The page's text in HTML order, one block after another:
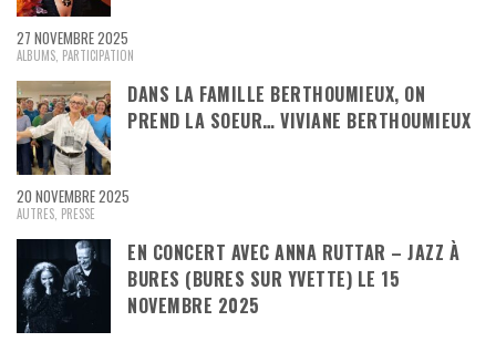
27 NOVEMBRE 2025
ALBUMS PARTICIPATION
DANS LA FAMILLE BERTHOUMIEUX, ON
PREND LA SOEUR… VIVIANE BERTHOUMIEUX
20 NOVEMBRE 2025
AUTRES PRESSE
EN CONCERT AVEC ANNA RUTTAR – JAZZ À
BURES (BURES SUR YVETTE) LE 15
NOVEMBRE 2025